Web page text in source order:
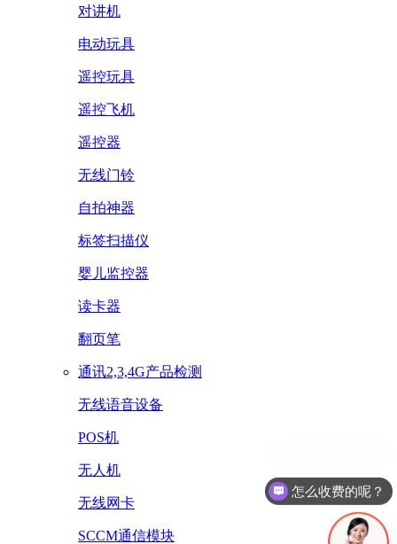
对讲机
电动玩具
遥控玩具
遥控飞机
遥控器
无线门铃
自拍神器
标签扫描仪
婴儿监控器
读卡器
翻页笔
通讯2,3,4G产品检测
无线语音设备
POS机
无人机
无线网卡
SCCM通信模块
怎么收费的呢？